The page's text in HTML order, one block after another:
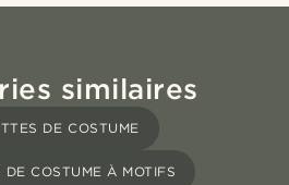
similaires
DE COSTUME
DE COSTUME À MOTIFS